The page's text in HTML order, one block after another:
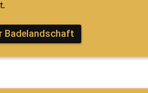
Badelandschaft